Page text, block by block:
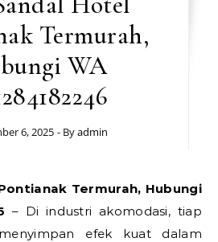
Termurah,
WA
6, 2025 - Byadmin
– Di industri akomodasi, tiap
efek kuat dalam